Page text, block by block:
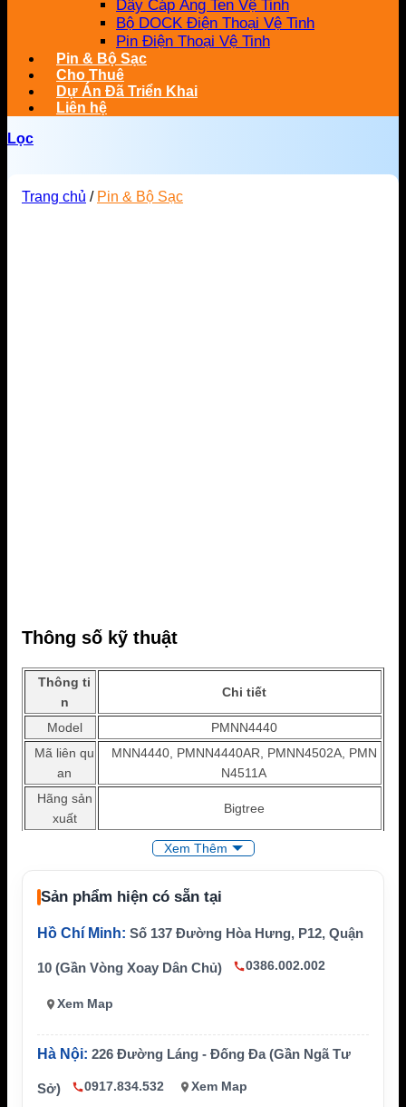
Dây Cáp Ăng Ten Vệ Tinh
Bộ DOCK Điện Thoại Vệ Tinh
Pin Điện Thoại Vệ Tinh
Pin & Bộ Sạc
Cho Thuê
Dự Án Đã Triển Khai
Liên hệ
Lọc
Trang chủ / Pin & Bộ Sạc
Thông số kỹ thuật
Thông ti
n
Chi tiết
Model
PMNN4440
Mã liên qu
an
MNN4440, PMNN4440AR, PMNN4502A, PMN
N4511A
Hãng sản
xuất
Bigtree
Lithium-Ion
Loại pin
Pin sạc Li-ion
Dung lượ
ng
ận
ơng thích
e, XiR E8668, XiR E8600, XiR E8608
Cung cấp nguồn điện cho bộ đàm
Xem Thêm
Sản phẩm hiện có sẵn tại
Hồ Chí Minh: Số 137 Đường Hòa Hưng, P12, Quận
10 (Gần Vòng Xoay Dân Chủ) 0386.002.002
Xem Map
Hà Nội: 226 Đường Láng - Đống Đa (Gần Ngã Tư
Sở) 0917.834.532 Xem Map